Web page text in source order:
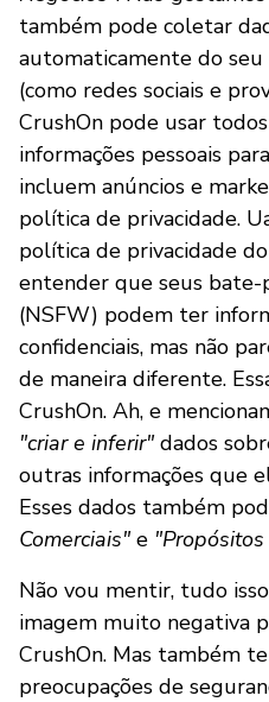
também pode coletar
automaticamente do
(como redes sociais e
CrushOn pode usar
informações pessoais para
incluem anúncios e
política de privacidade.
política de privacidade
entender que seus bate-
(NSFW) podem ter
confidenciais, mas não
de maneira diferente.
CrushOn. Ah, e
"criar e inferir"dados
outras informações que
Esses dados também
Comerciais"e
Não vou mentir, tudo
imagem muito negativa
CrushOn. Mas também
preocupações de